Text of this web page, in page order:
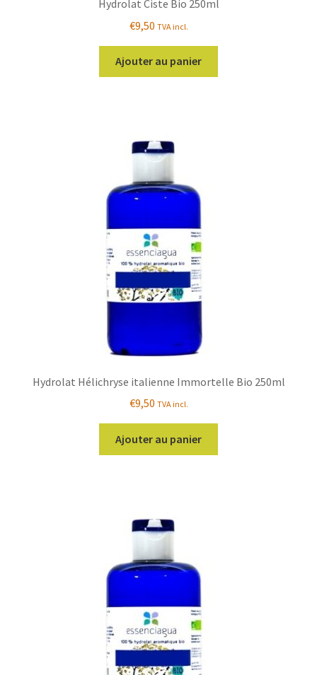
Hydrolat Ciste Bio 250ml
€9,50 TVA incl.
Ajouter au panier
Hydrolat Hélichryse italienne Immortelle Bio 250ml
€9,50 TVA incl.
Ajouter au panier